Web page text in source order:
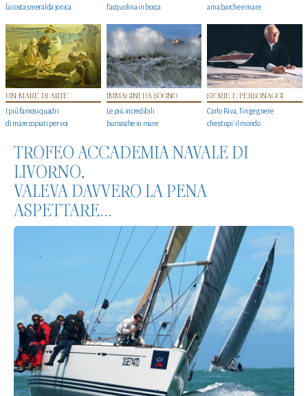
la costa smeralda jonica
l’acquolina in bocca
ama barche e mare
UN MARE DI ARTE
I più famosi quadri
di mare copiati per voi
IMMAGINI DA SOGNO
Le più incredibili
burrasche in mare
STORIE E PERSONAGGI
Carlo Riva, l’ingegnere
che stupi' il mondo
TROFEO ACCADEMIA NAVALE DI
LIVORNO,
VALEVA DAVVERO LA PENA
ASPETTARE...